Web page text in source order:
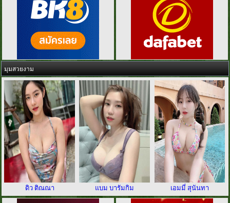
มุมสวยงาม
ดิว ติณณา แบม บารัมกิม เอมมี่ สุนันทา